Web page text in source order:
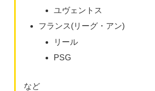
ユヴェントス
フランス(リーグ・アン)
リール
PSG
など